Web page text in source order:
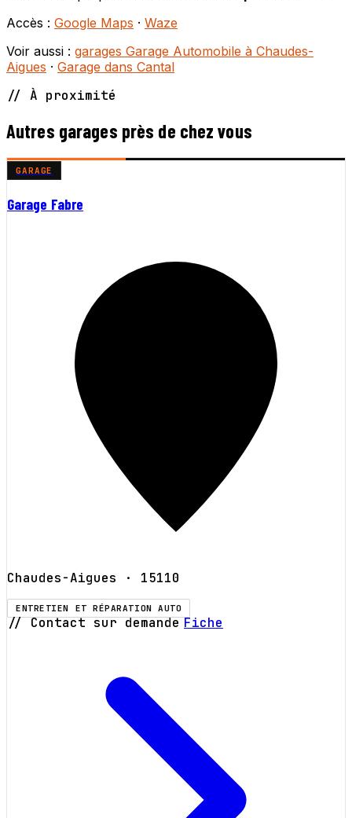
Accès : Google Maps · Waze
Voir aussi : garages Garage Automobile à Chaudes-
Aigues · Garage dans Cantal
// À proximité
Autres garages près de chez vous
GARAGE
Garage Fabre
Chaudes-Aigues · 15110
ENTRETIEN ET RÉPARATION AUTO
// Contact sur demande Fiche